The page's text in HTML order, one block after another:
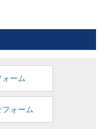
ーム
ォーム